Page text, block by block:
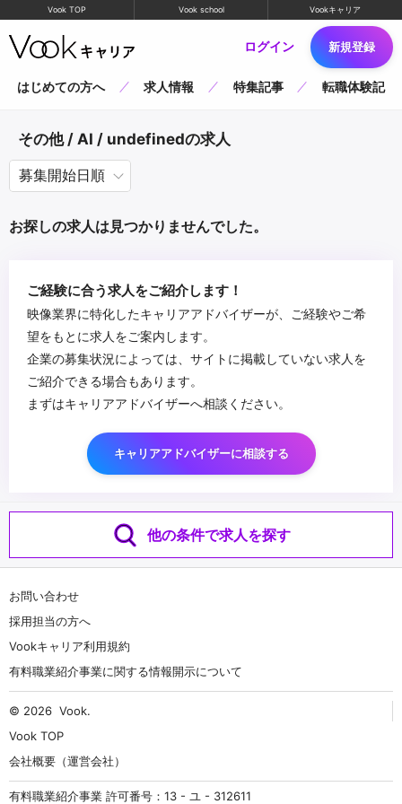
Vook TOP Vook school Vookキャリア
ログイン 新規登録
はじめての方へ 求人情報 特集記事 転職体験記
その他 / AI / undefinedの求人
お探しの求人は見つかりませんでした。
ご経験に合う求人をご紹介します！
映像業界に特化したキャリアアドバイザーが、ご経験やご希
望をもとに求人をご案内します。
企業の募集状況によっては、サイトに掲載していない求人を
ご紹介できる場合もあります。
まずはキャリアアドバイザーへ相談ください。
キャリアアドバイザーに相談する
他の条件で求人を探す
お問い合わせ
採用担当の方へ
Vookキャリア利用規約
有料職業紹介事業に関する情報開示について
© 2026 Vook.
Vook TOP
会社概要（運営会社）
有料職業紹介事業 許可番号：13 - ユ - 312611